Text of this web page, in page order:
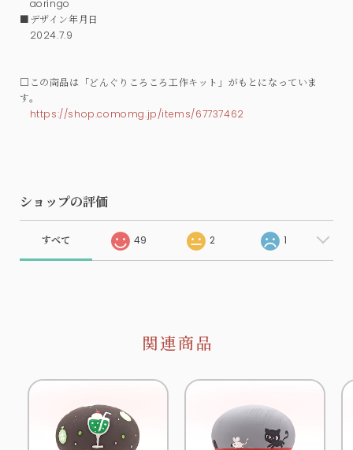
aoringo
■デザイン年月日
2024.7.9
□この商品は「どんぐりころころ工作キット」がもとになっていま
す。
https://shop.comomg.jp/items/67737462
ショップの評価
すべて 49 2 1
関連商品